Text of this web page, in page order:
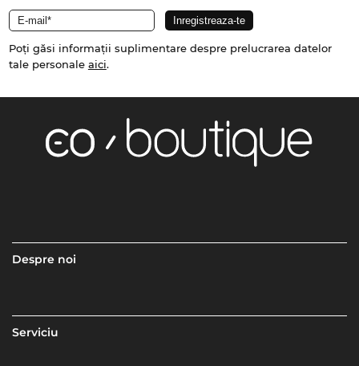
Poți găsi informații suplimentare despre prelucrarea datelor
tale personale aici.
Despre noi
Serviciu